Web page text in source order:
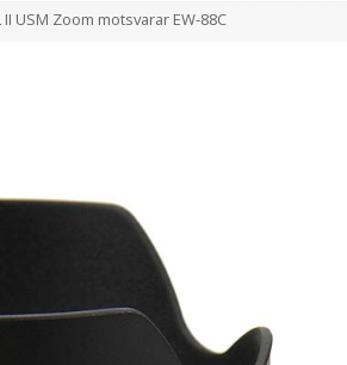
USM Zoom motsvarar EW-88C